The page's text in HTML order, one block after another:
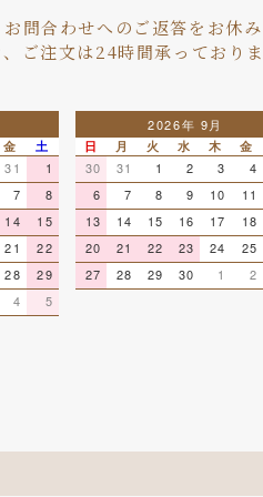
問合わせへのご返答をお休
ご注文は24時間承っており
金 土
31
1
7
8
14
15
21
22
28
29
4 5
2026年 9月
日 月 火 水 木 金
30 31 1 2 3
4
6
7 8 9 10
11
13
14 15 16 17
18
20
21 22 23 24
25
27
28 29 30 1 2